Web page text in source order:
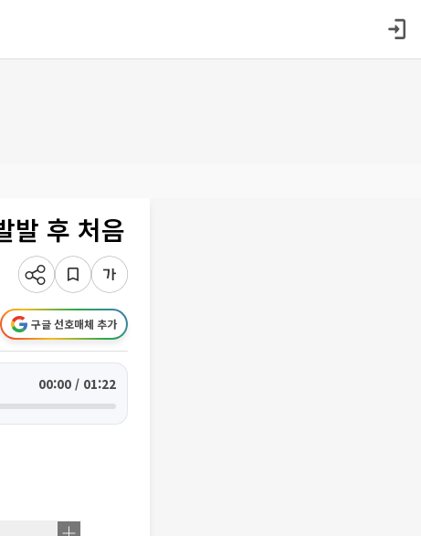
발 후 처음
구글 선호매체 추가
00:00 / 01:22